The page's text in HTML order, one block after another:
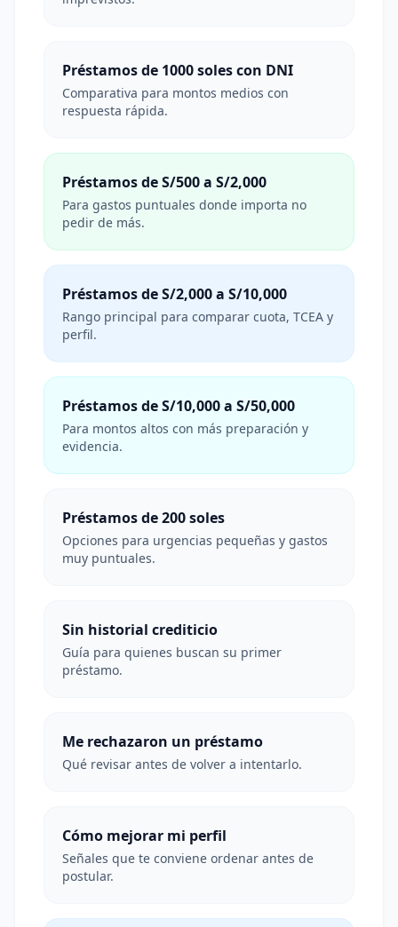
Préstamos de 1000 soles con DNI
Comparativa para montos medios con
respuesta rápida.
Préstamos de S/500 a S/2,000
Para gastos puntuales donde importa no
pedir de más.
Préstamos de S/2,000 a S/10,000
Rango principal para comparar cuota, TCEA y
perfil.
Préstamos de S/10,000 a S/50,000
Para montos altos con más preparación y
evidencia.
Préstamos de 200 soles
Opciones para urgencias pequeñas y gastos
muy puntuales.
Sin historial crediticio
Guía para quienes buscan su primer
préstamo.
Me rechazaron un préstamo
Qué revisar antes de volver a intentarlo.
Cómo mejorar mi perfil
Señales que te conviene ordenar antes de
postular.